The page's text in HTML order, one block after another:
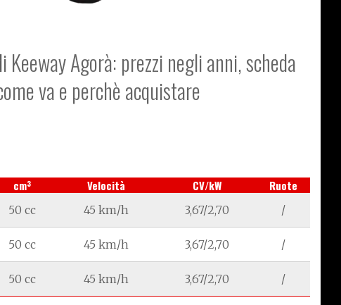
Agorà: prezzi negli anni, scheda
va e perchè acquistare
cm3 Velocità CV/kW Ruote
50 cc 45 km/h 3,67/2,70 /
50 cc 45 km/h 3,67/2,70 /
50 cc 45 km/h 3,67/2,70 /